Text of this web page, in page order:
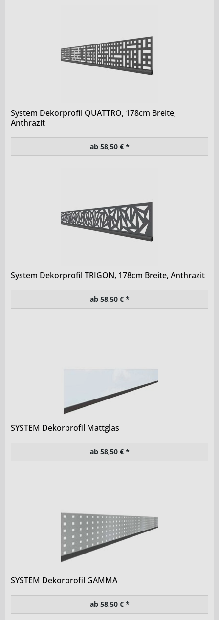
System Dekorprofil QUATTRO, 178cm Breite,
Anthrazit
ab 58,50 € *
System Dekorprofil TRIGON, 178cm Breite, Anthrazit
ab 58,50 € *
SYSTEM Dekorprofil Mattglas
ab 58,50 € *
SYSTEM Dekorprofil GAMMA
ab 58,50 € *